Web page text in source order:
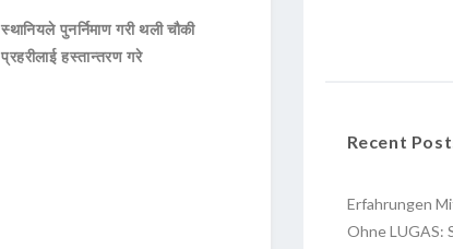
स्थानियले पुनर्निमाण गरी थली चौकी
प्रहरीलाई हस्तान्तरण गरे
Recent
Erfahrungen
Ohne LUGAS: